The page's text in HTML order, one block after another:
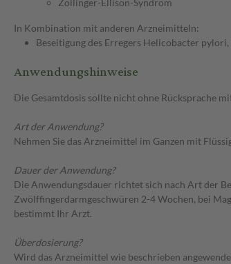
Zollinger-Ellison-Syndrom
In Kombination mit anderen Arzneimitteln:
Beseitigung des Erregers Helicobacter
Anwendungshinweise
Die Gesamtdosis sollte nicht ohne Rücksprache
Art der Anwendung?
Nehmen Sie das Arzneimittel im Ganzen mit
Dauer der Anwendung?
Die Anwendungsdauer richtet sich nach Art der
Zwölffingerdarmgeschwüren 2-4 Wochen, bei
bestimmt Ihr Arzt.
Überdosierung?
Wird das Arzneimittel wie beschrieben